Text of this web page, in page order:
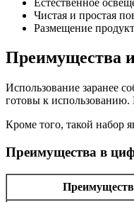
Чистая и простая
Размещение
Преимущества
Использование заранее
готовы к использованию.
Кроме того, такой набор
Преимущества в